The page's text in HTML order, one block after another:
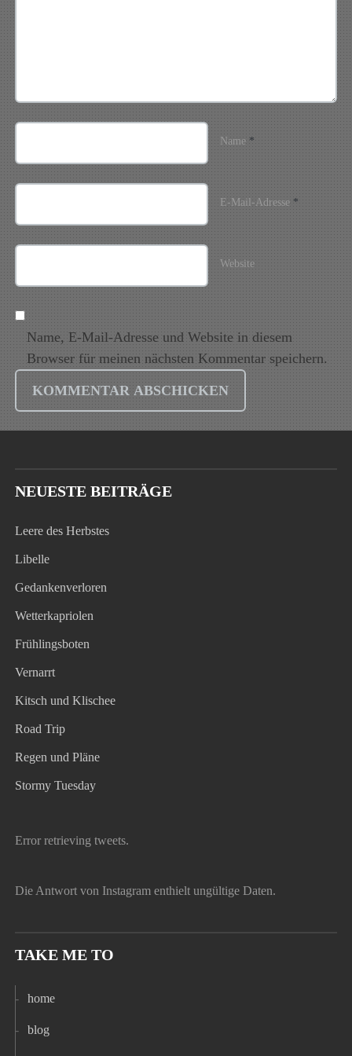
Name *
E-Mail-Adresse *
Website
Name, E-Mail-Adresse und Website in diesem
Browser für meinen nächsten Kommentar speichern.
NEUESTE BEITRÄGE
Leere des Herbstes
Libelle
Gedankenverloren
Wetterkapriolen
Frühlingsboten
Vernarrt
Kitsch und Klischee
Road Trip
Regen und Pläne
Stormy Tuesday
Error retrieving tweets.
Die Antwort von Instagram enthielt ungültige Daten.
TAKE ME TO
home
blog